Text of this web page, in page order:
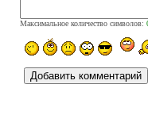
Максимальное количество символов: